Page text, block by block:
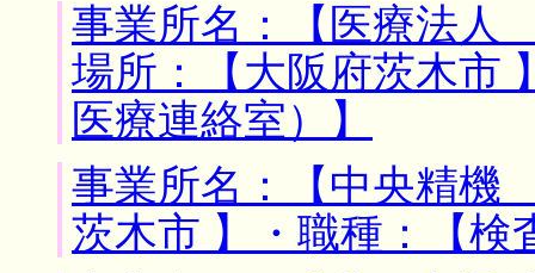
事業所名：【医療法
場所：【大阪府茨木市
医療連絡室）】
事業所名：【中央精機
茨木市 】・職種：【検